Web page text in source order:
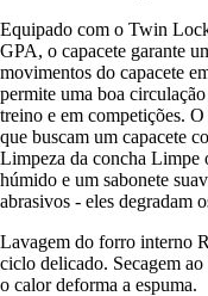
Equipado com o Twin
GPA, o capacete garante
movimentos do capacete
permite uma boa
treino e em competições.
que buscam um capacete
Limpeza da concha Limpe
húmido e um sabonete
abrasivos - eles degradam
Lavagem do forro interno
ciclo delicado. Secagem
o calor deforma a espuma.